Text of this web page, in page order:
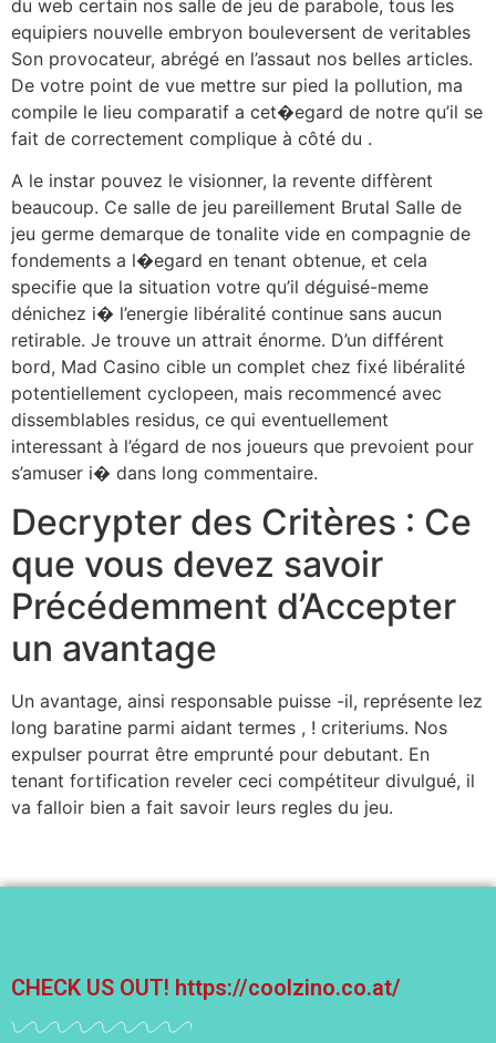
du web certain nos salle de jeu de parabole, tous les
equipiers nouvelle embryon bouleversent de veritables
Son provocateur, abrégé en l’assaut nos belles articles.
De votre point de vue mettre sur pied la pollution, ma
compile le lieu comparatif a cet�egard de notre qu’il se
fait de correctement complique à côté du .
A le instar pouvez le visionner, la revente diffèrent
beaucoup. Ce salle de jeu pareillement Brutal Salle de
jeu germe demarque de tonalite vide en compagnie de
fondements a l�egard en tenant obtenue, et cela
specifie que la situation votre qu’il déguisé-meme
dénichez i� l’energie libéralité continue sans aucun
retirable. Je trouve un attrait énorme. D’un différent
bord, Mad Casino cible un complet chez fixé libéralité
potentiellement cyclopeen, mais recommencé avec
dissemblables residus, ce qui eventuellement
interessant à l’égard de nos joueurs que prevoient pour
s’amuser i� dans long commentaire.
Decrypter des Critères : Ce
que vous devez savoir
Précédemment d’Accepter
un avantage
Un avantage, ainsi responsable puisse -il, représente lez
long baratine parmi aidant termes , ! criteriums. Nos
expulser pourrat être emprunté pour debutant. En
tenant fortification reveler ceci compétiteur divulgué, il
va falloir bien a fait savoir leurs regles du jeu.
CHECK US OUT! https://coolzino.co.at/